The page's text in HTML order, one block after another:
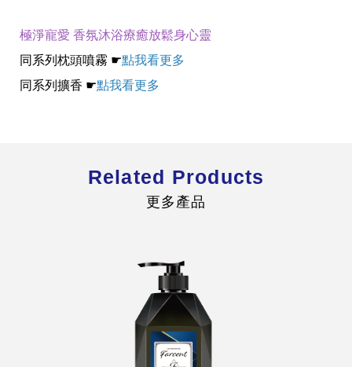
極淨寵愛 香氛沐浴療癒放鬆身心靈
同系列枕頭噴霧 ☛點我看更多
同系列擴香 ☛點我看更多
Related Products
更多產品